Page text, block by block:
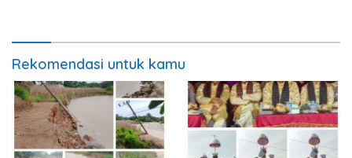
Rekomendasi untuk kamu